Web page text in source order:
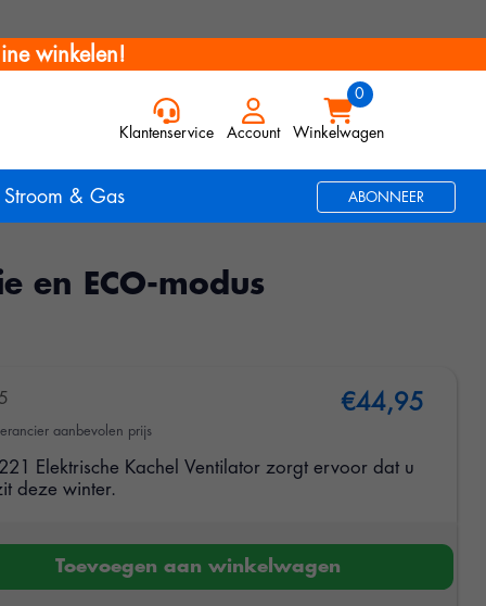
winkelen!
Klantenservice Account Winkelwagen
Stroom & Gas ABONNEER
en ECO-modus
aanbevolen prijs
€44,95
Elektrische Kachel Ventilator zorgt ervoor dat u
deze winter.
Toevoegen aan winkelwagen